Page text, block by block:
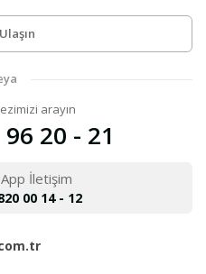
arayın
20 - 21
İletişim
00 14 - 12